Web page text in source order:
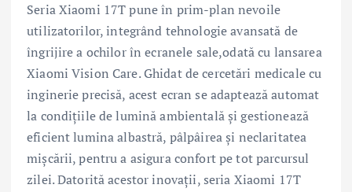
Seria Xiaomi 17T pune în prim-plan nevoile
utilizatorilor, integrând tehnologie avansată de
îngrijire a ochilor în ecranele sale,odată cu lansarea
Xiaomi Vision Care. Ghidat de cercetări medicale cu
inginerie precisă, acest ecran se adaptează automat
la condițiile de lumină ambientală și gestionează
eficient lumina albastră, pâlpâirea și neclaritatea
mișcării, pentru a asigura confort pe tot parcursul
zilei. Datorită acestor inovații, seria Xiaomi 17T